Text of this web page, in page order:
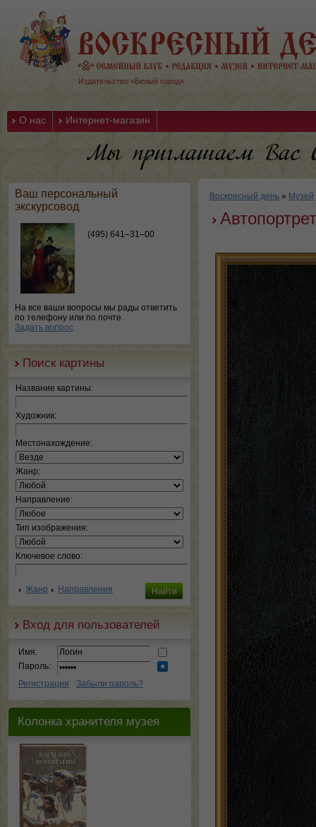
Издательство «Белый город»
О нас Интернет-магазин
Ваш персональный
экскурсовод
(495) 641–31–00
На все ваши вопросы мы рады ответить
по телефону или по почте.
Задать вопрос
Поиск картины
Название картины:
Художник:
Местонахождение:
Жанр:
Направление:
Тип изображения:
Ключевое слово:
Жанр Направления
Вход для пользователей
Имя:
Пароль:
Регистрация
Забыли пароль?
Колонка хранителя музея
Воскресный день » Музей